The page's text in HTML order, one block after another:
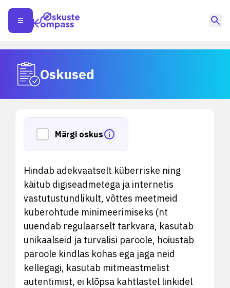
Oskused
Märgi oskus
Hindab adekvaatselt küberriske ning
käitub digiseadmetega ja internetis
vastutustundlikult, võttes meetmeid
küberohtude minimeerimiseks (nt
uuendab regulaarselt tarkvara, kasutab
unikaalseid ja turvalisi paroole, hoiustab
paroole kindlas kohas ega jaga neid
kellegagi, kasutab mitmeastmelist
autentimist, ei klõpsa kahtlastel linkidel